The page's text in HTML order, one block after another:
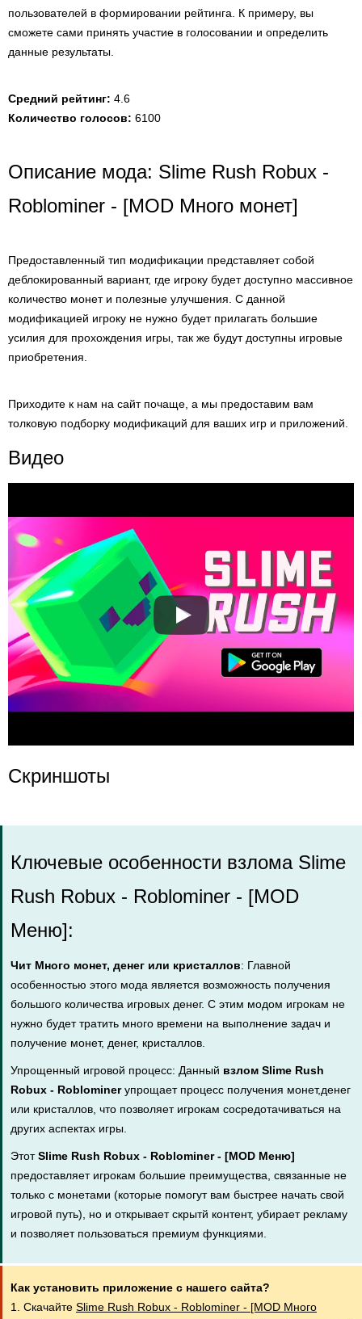
пользователей в формировании рейтинга. К примеру, вы
сможете сами принять участие в голосовании и определить
данные результаты.
Средний рейтинг: 4.6
Количество голосов: 6100
Описание мода: Slime Rush Robux -
Roblominer - [MOD Много монет]
Предоставленный тип модификации представляет собой
деблокированный вариант, где игроку будет доступно массивное
количество монет и полезные улучшения. С данной
модификацией игроку не нужно будет прилагать большие
усилия для прохождения игры, так же будут доступны игровые
приобретения.
Приходите к нам на сайт почаще, а мы предоставим вам
толковую подборку модификаций для ваших игр и приложений.
Видео
Скриншоты
Ключевые особенности взлома Slime
Rush Robux - Roblominer - [MOD
Меню]:
Чит Много монет, денег или кристаллов: Главной
особенностью этого мода является возможность получения
большого количества игровых денег. С этим модом игрокам не
нужно будет тратить много времени на выполнение задач и
получение монет, денег, кристаллов.
Упрощенный игровой процесс: Данный взлом Slime Rush
Robux - Roblominerупрощает процесс получения монет,денег
или кристаллов, что позволяет игрокам сосредотачиваться на
других аспектах игры.
ЭтотSlime Rush Robux - Roblominer - [MOD Меню]
предоставляет игрокам большие преимущества, связанные не
только с монетами (которые помогут вам быстрее начать свой
игровой путь), но и открывает скрытй контент, убирает рекламу
и позволяет пользоваться премиум функциями.
Как установить приложение с нашего сайта?
1. Скачайте Slime Rush Robux - Roblominer - [MOD Много